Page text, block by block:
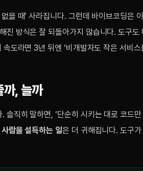
을 때’ 사라집니다. 그런데 바이브코딩은
진 방식은 잘 되돌아가지 않습니다. 도구
도라면 3년 뒤엔 ‘비개발자도 작은 서비
까, 늘까
솔직히 말하면, ‘단순히 시키는 대로 코드
람을 설득하는 일은 더 귀해집니다. 도구가